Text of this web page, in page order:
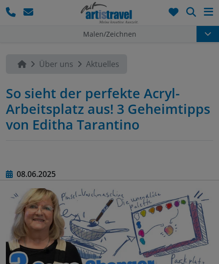
Malen/Zeichnen
Über uns Aktuelles
So sieht der perfekte Acryl-
Arbeitsplatz aus! 3 Geheimtipps
von Editha Tarantino
08.06.2025